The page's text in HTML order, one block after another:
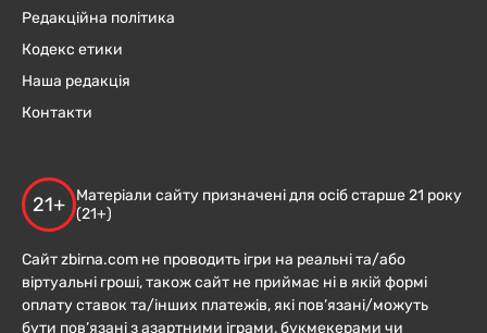
Редакційна політика
Кодекс етики
Наша редакція
Контакти
21+
Матеріали сайту призначені для осіб старше 21 року
(21+)
Сайт zbirna.com не проводить ігри на реальні та/або
віртуальні гроші, також сайт не приймає ні в якій формі
оплату ставок та/інших платежів, які пов’язані/можуть
бути пов’язані з азартними іграми, букмекерами чи